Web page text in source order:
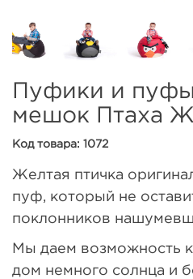
Пуфики и
мешок Птаха
Код товара: 1072
Желтая птичка
пуф, который не
поклонников
Мы даем возможность
дом немного солнца и